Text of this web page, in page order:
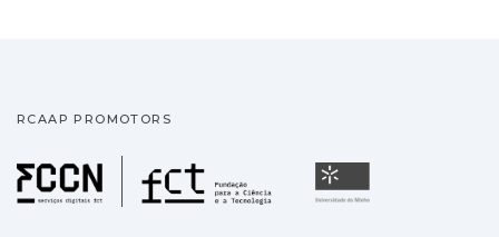
RCAAP PROMOTORS
Fundação para a